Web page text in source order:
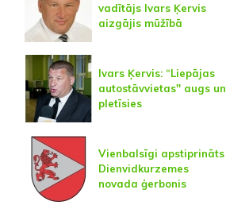
vadītājs Ivars Ķervis
aizgājis mūžībā
Ivars Ķervis: “Liepājas
autostāvvietas'' augs un
pletīsies
Vienbalsīgi apstiprināts
Dienvidkurzemes
novada ģerbonis